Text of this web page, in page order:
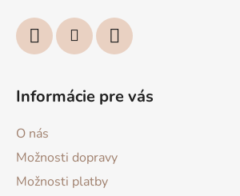
Informácie pre vás
O nás
Možnosti dopravy
Možnosti platby